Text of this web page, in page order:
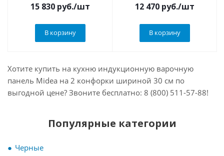
15 830 руб./шт
В корзину
12 470 руб./шт
В корзину
Хотите купить на кухню индукционную варочную
панель Midea на 2 конфорки шириной 30 см по
выгодной цене? Звоните бесплатно: 8 (800) 511-57-88!
Популярные категории
Черные